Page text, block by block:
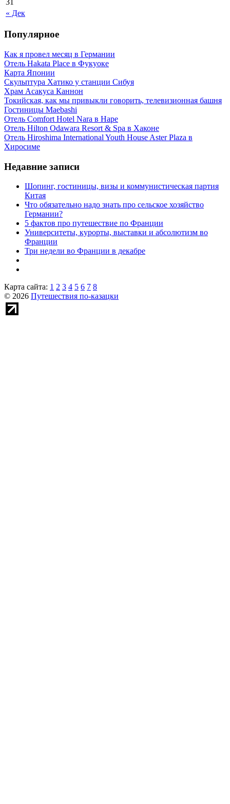
« Дек
Популярное
Как я провел месяц в Германии
Отель Hakata Place в Фукуоке
Карта Японии
Скульптура Хатико у станции Сибуя
Храм Асакуса Каннон
Токийская, как мы привыкли говорить, телевизионная башня
Гостиницы Maebashi
Отель Comfort Hotel Nara в Наре
Отель Hilton Odawara Resort & Spa в Хаконе
Отель Hiroshima International Youth House Aster Plaza в
Хиросиме
Недавние записи
Шопинг, гостиницы, визы и коммунистическая партия
Китая
Что обязательно надо знать про сельское хозяйство
Германии?
5 фактов про путешествие по Франции
Университеты, курорты, выставки и абсолютизм во
Франции
Три недели во Франции в декабре
Карта сайта: 1 2 3 4 5 6 7 8
© 2026 Путешествия по-казацки